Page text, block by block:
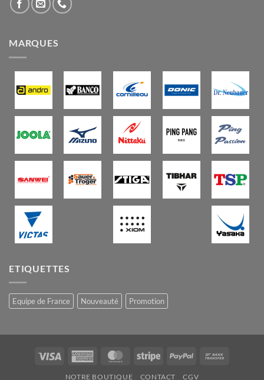
MARQUES
ETIQUETTES
Equipe de France Nouveauté Promotion
Visa
American
MasterCardStripe PayPal
NOTRE BOUTIQUE CONTACT CGV